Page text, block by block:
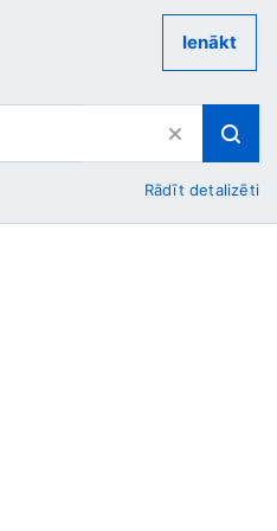
Ienākt
Rādīt detalizēti